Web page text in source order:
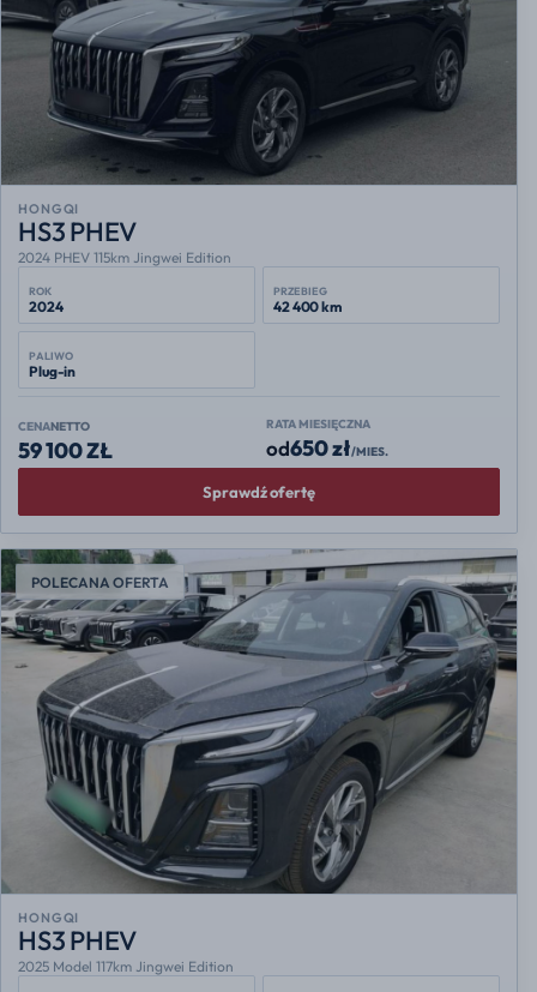
HONGQI
HS3 PHEV
2024 PHEV 115km Jingwei Edition
ROK
2024
PRZEBIEG
42 400 km
PALIWO
Plug-in
CENANETTO
59 100 ZŁ
RATA MIESIĘCZNA
od650 zł/MIES.
Sprawdź ofertę
POLECANA OFERTA
HONGQI
HS3 PHEV
2025 Model 117km Jingwei Edition